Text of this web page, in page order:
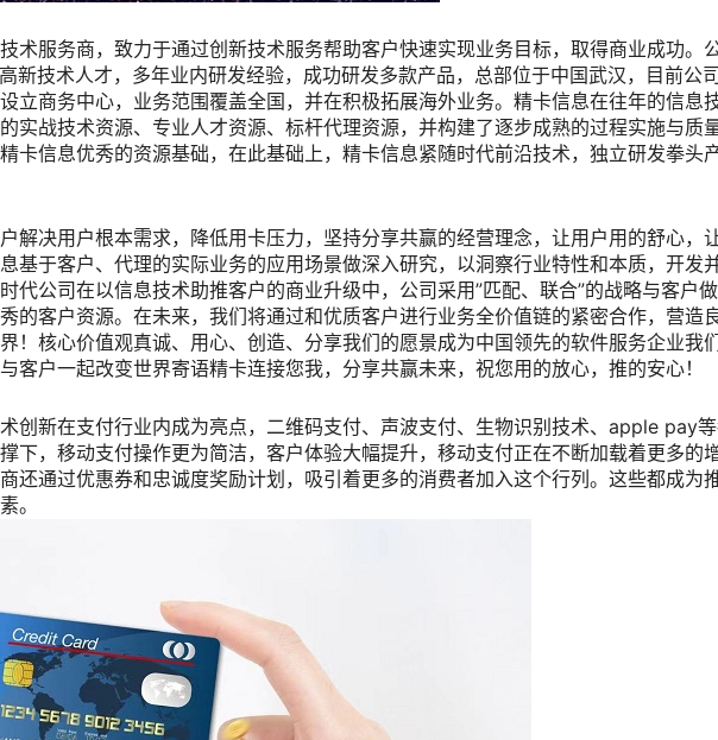
术服务商，致力于通过创新技术服务帮助客户快速实现业务目标，取得商业成功。
新技术人才，多年业内研发经验，成功研发多款产品，总部位于中国武汉，目前公
立商务中心，业务范围覆盖全国，并在积极拓展海外业务。精卡信息在往年的信息
实战技术资源、专业人才资源、标杆代理资源，并构建了逐步成熟的过程实施与质
卡信息优秀的资源基础，在此基础上，精卡信息紧随时代前沿技术，独立研发拳头
解决用户根本需求，降低用卡压力，坚持分享共赢的经营理念，让用户用的舒心，
基于客户、代理的实际业务的应用场景做深入研究，以洞察行业特性和本质，开发
代公司在以信息技术助推客户的商业升级中，公司采用”匹配、联合”的战略与客户
的客户资源。在未来，我们将通过和优质客户进行业务全价值链的紧密合作，营造
！核心价值观真诚、用心、创造、分享我们的愿景成为中国领先的软件服务企业我
客户一起改变世界寄语精卡连接您我，分享共赢未来，祝您用的放心，推的安心！
创新在支付行业内成为亮点，二维码支付、声波支付、生物识别技术、apple pay
下，移动支付操作更为简洁，客户体验大幅提升，移动支付正在不断加载着更多的
还通过优惠券和忠诚度奖励计划，吸引着更多的消费者加入这个行列。这些都成为
。